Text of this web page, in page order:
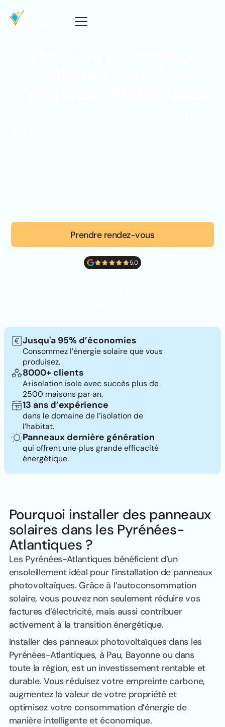
Prendre rendez-vous
5.0
Jusqu'a 95% d’économies
Consommez l’énergie solaire que vous
produisez.
8000+ clients
A+isolation isole avec succès plus de
2500 maisons par an.
13 ans d’expérience
dans le domaine de l’isolation de
l’habitat.
Panneaux dernière génération
qui offrent une plus grande efficacité
énergétique.
Pourquoi installer des panneaux
solaires dans les Pyrénées-
Atlantiques ?
Les Pyrénées-Atlantiques bénéficient d’un
ensoleillement idéal pour l’installation de panneaux
photovoltaïques. Grâce à l’autoconsommation
solaire, vous pouvez non seulement réduire vos
factures d’électricité, mais aussi contribuer
activement à la transition énergétique.
Installer des panneaux photovoltaïques dans les
Pyrénées-Atlantiques, à Pau, Bayonne ou dans
toute la région, est un investissement rentable et
durable. Vous réduisez votre empreinte carbone,
augmentez la valeur de votre propriété et
optimisez votre consommation d’énergie de
manière intelligente et économique.